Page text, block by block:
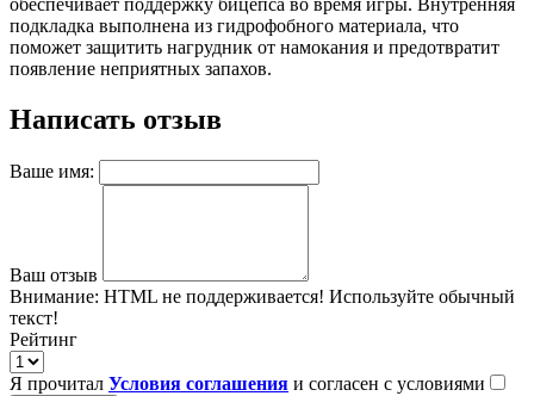
обеспечивает поддержку бицепса во время игры. Внутренняя
подкладка выполнена из гидрофобного материала, что
поможет защитить нагрудник от намокания и предотвратит
появление неприятных запахов.
Написать отзыв
Ваше имя:
Ваш отзыв
Внимание: HTML не поддерживается! Используйте обычный
текст!
Рейтинг
Я прочитал Условия соглашения и согласен с условиями